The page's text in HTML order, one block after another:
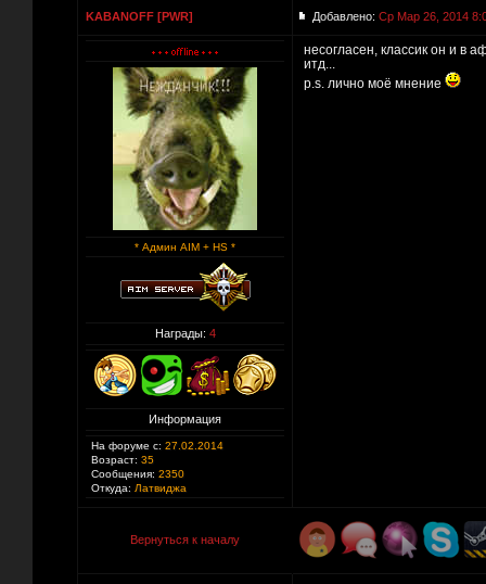
KABANOFF [PWR] Добавлено: Ср Мар 26, 2014
* Админ AIM + HS *
Награды: 4
Информация
На форуме с: 27.02.2014
Возраст: 35
Сообщения: 2350
Откуда: Латвиджа
несогласен, классик он и в
итд...
p.s. лично моё мнение
Вернуться к началу